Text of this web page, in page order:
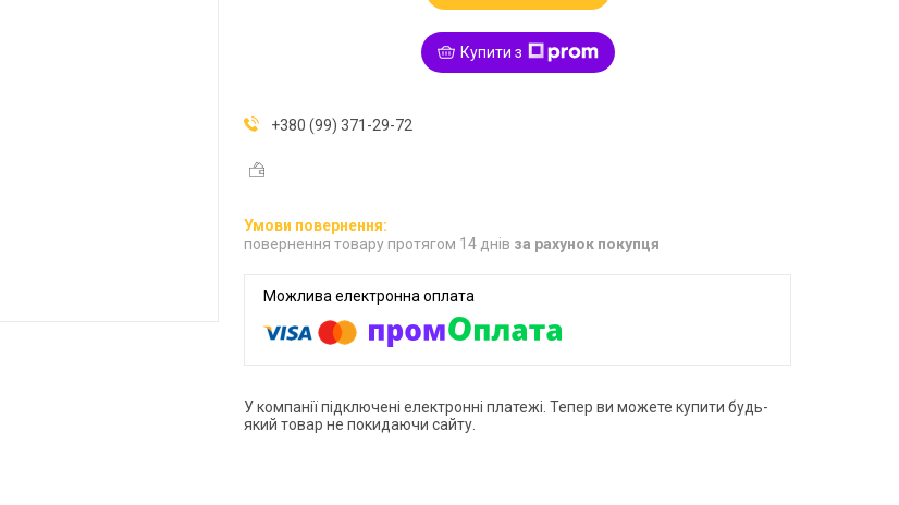
Купити з
+380 (99) 371-29-72
повернення товару протягом 14 днів за рахунок покупця
У компанії підключені електронні платежі. Тепер ви можете купити будь-
який товар не покидаючи сайту.